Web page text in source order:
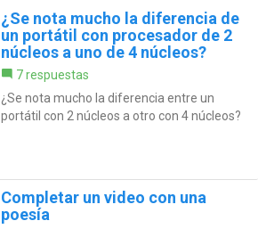
¿Se nota mucho la diferencia de
un portátil con procesador de 2
núcleos a uno de 4 núcleos?
7 respuestas
¿Se nota mucho la diferencia entre un
portátil con 2 núcleos a otro con 4 núcleos?
Completar un video con una
poesía